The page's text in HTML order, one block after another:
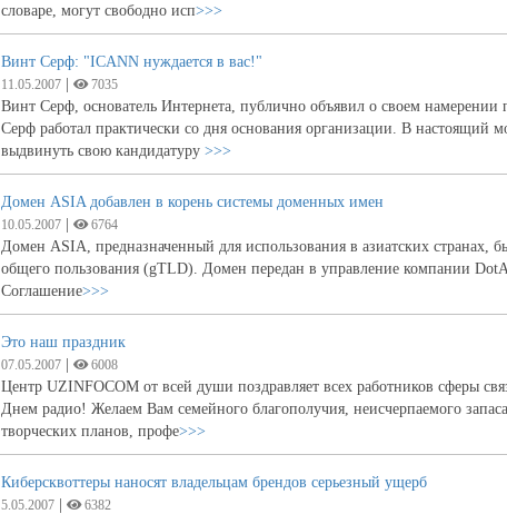
словаре, могут свободно исп>>>
Винт Серф: "ICANN нуждается в вас!"
11.05.2007 7035
Винт Серф, основатель Интернета, публично объявил о своем
Серф работал практически со дня основания организации. В
выдвинуть свою кандидатуру >>>
Домен ASIA добавлен в корень системы доменных имен
10.05.2007 6764
Домен ASIA, предназначенный для использования в азиатских странах,
общего пользования (gTLD). Домен передан в управление компании
Соглашение>>>
Это наш праздник
07.05.2007 6008
Центр UZINFOCOM от всей души поздравляет всех работников сферы
Днем радио! Желаем Вам семейного благополучия, неисчерпаемого
творческих планов, профе>>>
Киберсквоттеры наносят владельцам брендов серьезный ущерб
5.05.2007 6382